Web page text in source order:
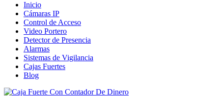
Inicio
Cámaras IP
Control de Acceso
Video Portero
Detector de Presencia
Alarmas
Sistemas de Vigilancia
Cajas Fuertes
Blog